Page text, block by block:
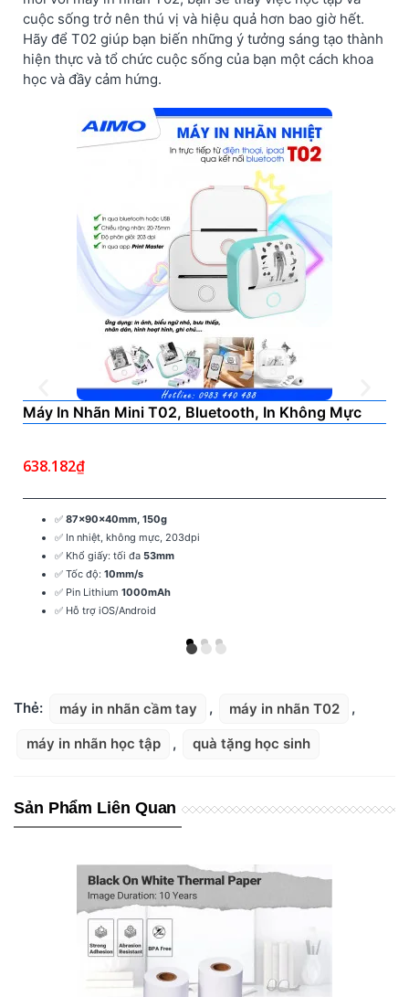
cuộc sống trở nên thú vị và hiệu quả hơn bao giờ hết.
Hãy để T02 giúp bạn biến những ý tưởng sáng tạo thành
hiện thực và tổ chức cuộc sống của bạn một cách khoa
học và đầy cảm hứng.
Thêm Vào Giỏ
Máy In Nhãn Mini T02, Bluetooth, In Không Mực
638.182₫
✅ 87x90x40mm, 150g
✅ In nhiệt, không mực, 203dpi
✅ Khổ giấy: tối đa 53mm
✅ Tốc độ: 10mm/s
✅ Pin Lithium 1000mAh
✅ Hỗ trợ iOS/Android
Thẻ: máy in nhãn cầm tay , máy in nhãn T02 ,
máy in nhãn học tập , quà tặng học sinh
Sản Phẩm Liên Quan